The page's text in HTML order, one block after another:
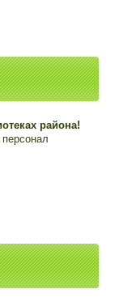
района!